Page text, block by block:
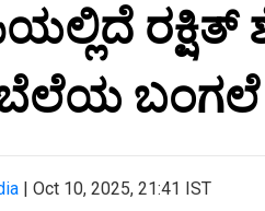
ರಕ್ಷಿತ್
ಬಂಗಲೆ
| Oct 10, 2025, 21:41 IST